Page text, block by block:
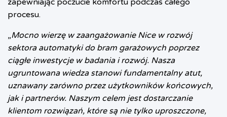
zapewniając poczucie komfortu podczas całego
procesu.
„Mocno wierzę w zaangażowanie Nice w rozwój
sektora automatyki do bram garażowych poprzez
ciągłe inwestycje w badania i rozwój. Nasza
ugruntowana wiedza stanowi fundamentalny atut,
uznawany zarówno przez użytkowników końcowych,
jak i partnerów. Naszym celem jest dostarczanie
klientom rozwiązań, które są nie tylko uproszczone,